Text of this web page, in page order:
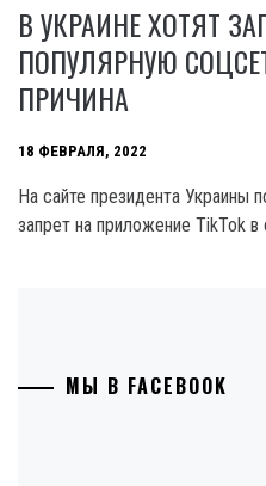
В УКРАИНЕ ХОТЯТ
ПОПУЛЯРНУЮ
ПРИЧИНА
18 ФЕВРАЛЯ, 2022
На сайте президента Украины
запрет на приложение TikTok в
МЫ В FACEBOOK